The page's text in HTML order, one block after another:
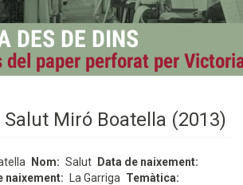
Miró Boatella (2013)
Nom Salut Data de naixement
naixement La Garriga Temàtica